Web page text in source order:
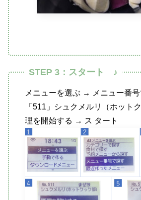
STEP 3：スタート ♪
メニューを選ぶ → メニュー番
「511」シュクメルリ（ホット
理を開始する → ス タート